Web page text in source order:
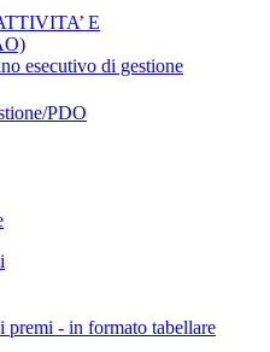
E
esecutivo di gestione
PDO
premi - in formato tabellare